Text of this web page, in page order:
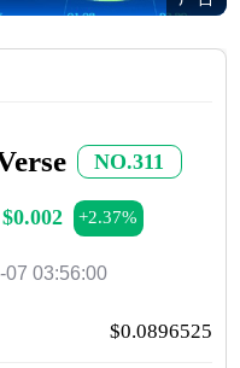
NO.311
$0.002 +2.37%
07 03:56:00
$0.0896525